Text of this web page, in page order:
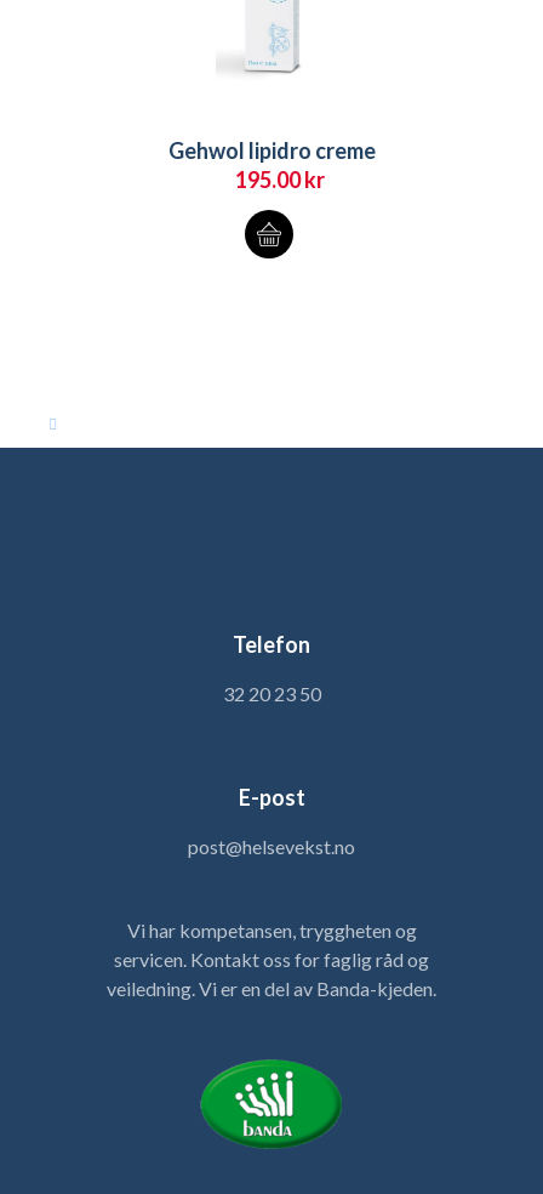
Gehwol lipidro creme
195.00kr
Telefon
32 20 23 50
E-post
post@helsevekst.no
Vi har kompetansen, tryggheten og
servicen. Kontakt oss for faglig råd og
veiledning. Vi er en del av Banda-kjeden.